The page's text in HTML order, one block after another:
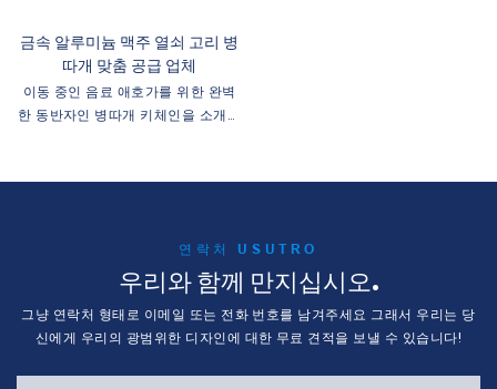
금속 알루미늄 맥주 열쇠 고리 병
따개 맞춤 공급 업체
이동 중인 음료 애호가를 위한 완벽
한 동반자인 병따개 키체인을 소개합
인 병따개의 편리함과 실용성을 발견
연락처 USUTRO
우리와 함께 만지십시오.
그냥 연락처 형태로 이메일 또는 전화 번호를 남겨주세요 그래서 우리는 당
신에게 우리의 광범위한 디자인에 대한 무료 견적을 보낼 수 있습니다!